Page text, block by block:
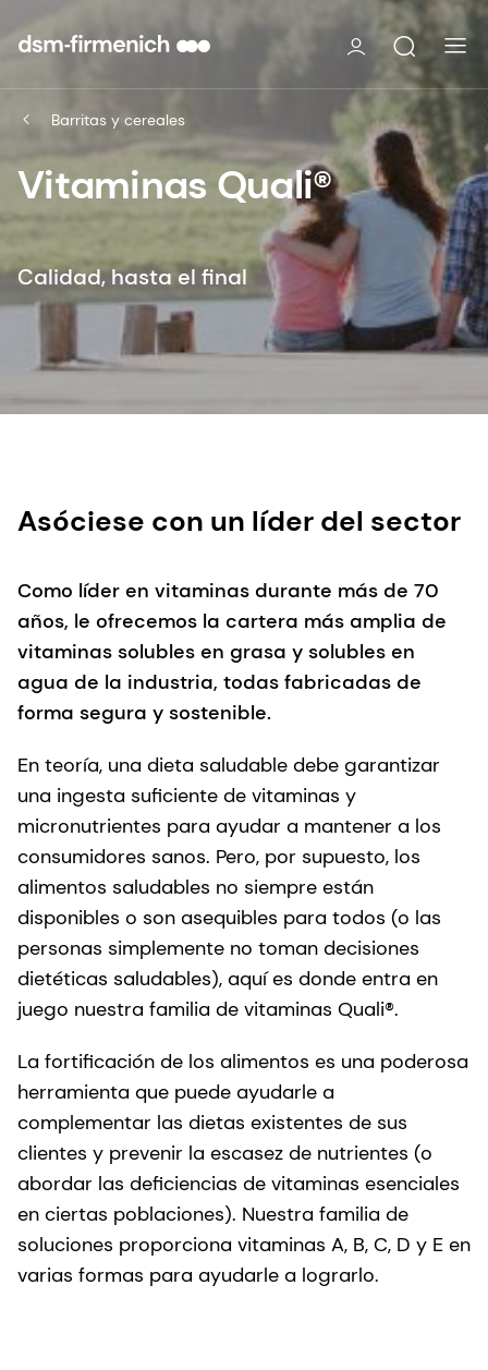
Barritas y cereales
Vitaminas Quali®
Calidad, hasta el final
Asóciese con un líder del sector
Como líder en vitaminas durante más de 70
años, le ofrecemos la cartera más amplia de
vitaminas solubles en grasa y solubles en
agua de la industria, todas fabricadas de
forma segura y sostenible.
En teoría, una dieta saludable debe garantizar
una ingesta suficiente de vitaminas y
micronutrientes para ayudar a mantener a los
consumidores sanos. Pero, por supuesto, los
alimentos saludables no siempre están
disponibles o son asequibles para todos (o las
personas simplemente no toman decisiones
dietéticas saludables), aquí es donde entra en
juego nuestra familia de vitaminas Quali®.
La fortificación de los alimentos es una poderosa
herramienta que puede ayudarle a
complementar las dietas existentes de sus
clientes y prevenir la escasez de nutrientes (o
abordar las deficiencias de vitaminas esenciales
en ciertas poblaciones). Nuestra familia de
soluciones proporciona vitaminas A, B, C, D y E en
varias formas para ayudarle a lograrlo.